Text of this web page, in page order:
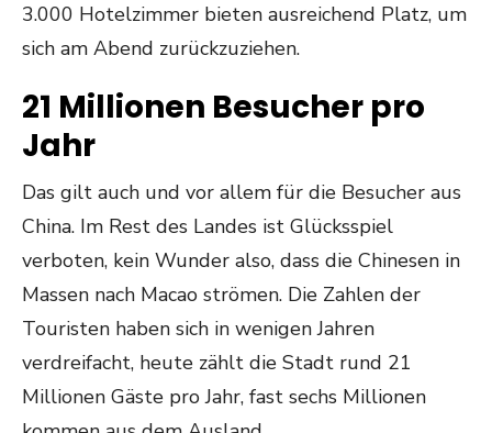
3.000 Hotelzimmer bieten ausreichend Platz, um
sich am Abend zurückzuziehen.
21 Millionen Besucher pro
Jahr
Das gilt auch und vor allem für die Besucher aus
China. Im Rest des Landes ist Glücksspiel
verboten, kein Wunder also, dass die Chinesen in
Massen nach Macao strömen. Die Zahlen der
Touristen haben sich in wenigen Jahren
verdreifacht, heute zählt die Stadt rund 21
Millionen Gäste pro Jahr, fast sechs Millionen